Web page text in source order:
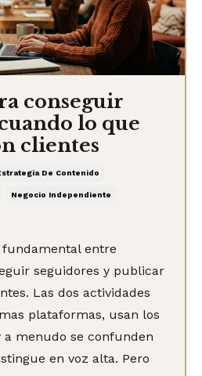
conseguir
lo que
clientes
De Contenido
Negocio Independiente
entre
seguidores y publicar
Las dos actividades
plataformas, usan los
menudo se confunden
en voz alta. Pero